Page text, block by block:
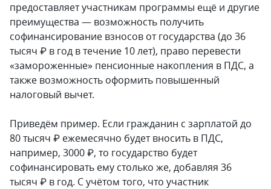
предоставляет участникам программы ещё и другие
преимущества — возможность получить
софинансирование взносов от государства (до 36
тысяч ₽ в год в течение 10 лет), право перевести
«замороженные» пенсионные накопления в ПДС, а
также возможность оформить повышенный
налоговый вычет.
Приведём пример. Если гражданин с зарплатой до
80 тысяч ₽ ежемесячно будет вносить в ПДС,
например, 3000 ₽, то государство будет
софинансировать ему столько же, добавляя 36
тысяч ₽ в год. С учётом того, что участник